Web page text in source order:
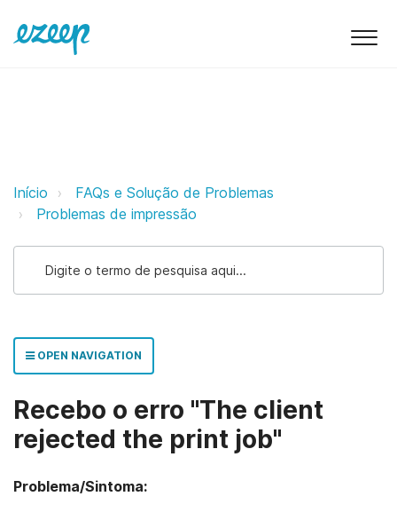
Recebo o erro "The client
Início
FAQs e Solução de Problemas
Problemas de impressão
OPEN NAVIGATION
Recebo o erro "The client
rejected the print job"
Problema/Sintoma: